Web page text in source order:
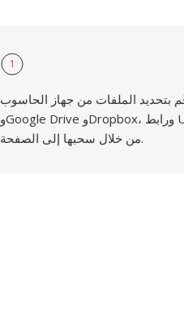
1
بتحديد الملفات من جهاز الحاسوب
وGoogle Drive وDropbox، ورابط URL أو
من خلال سحبها إلى الصفحة.